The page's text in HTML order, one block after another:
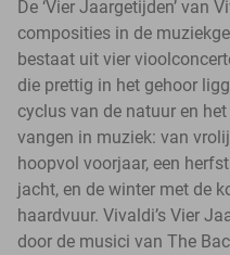
De ‘Vier Jaargetijden’ van
composities in de
bestaat uit vier
die prettig in het gehoor
cyclus van de natuur en
vangen in muziek: van
hoopvol voorjaar, een
jacht, en de winter met de
haardvuur. Vivaldi’s Vier
door de musici van The